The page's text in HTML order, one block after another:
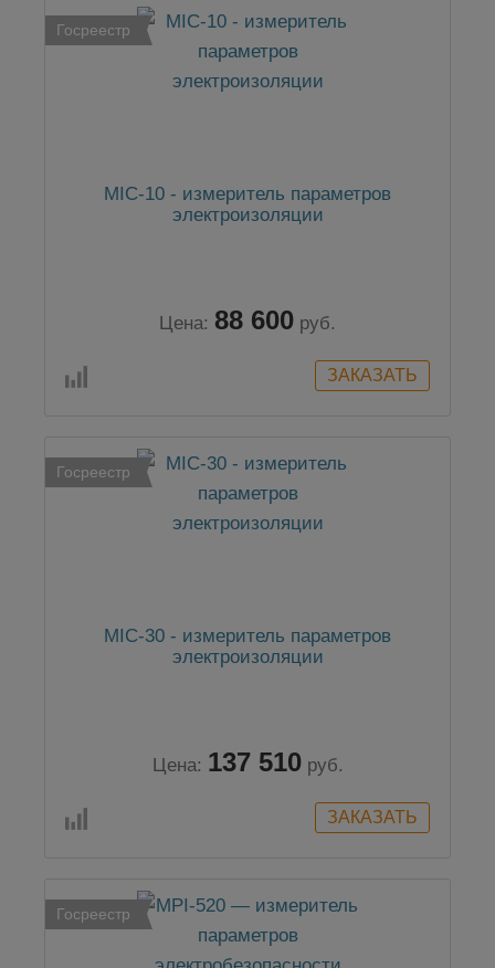
Госреестр
MIC-10 - измеритель параметров
электроизоляции
Цена: 88 600 руб.
Госреестр
MIC-30 - измеритель параметров
электроизоляции
Цена: 137 510 руб.
Госреестр